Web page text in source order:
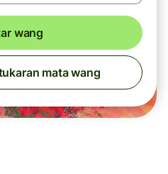
wang
mata wang